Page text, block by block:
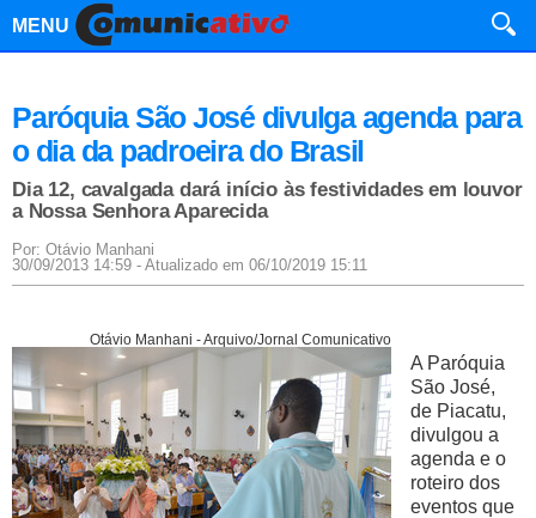
MENU
Paróquia São José divulga agenda para
o dia da padroeira do Brasil
Dia 12, cavalgada dará início às festividades em louvor
a Nossa Senhora Aparecida
Por: Otávio Manhani
30/09/2013 14:59 - Atualizado em 06/10/2019 15:11
Otávio Manhani - Arquivo/Jornal Comunicativo
A Paróquia
São José,
de Piacatu,
divulgou a
agenda e o
roteiro dos
eventos que